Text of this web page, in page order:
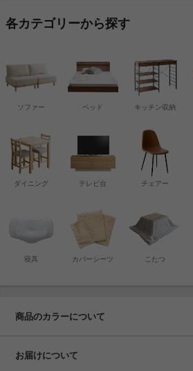
各カテゴリーから探す
ソファー ベッド キッチン収納
寝具 カバーシーツ
チェアー
こたつ
テレビ台
ダイニング
商品のカラーについて
お届けについて